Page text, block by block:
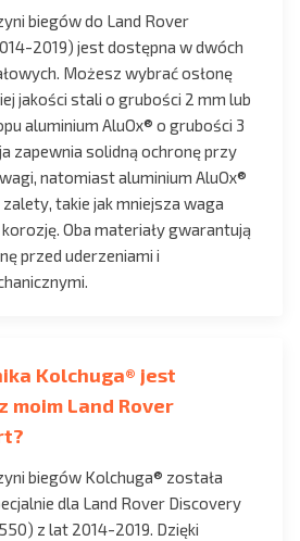
biegów do Land Rover
2019) jest dostępna w dwóch
Możesz wybrać osłonę
jakości stali o grubości 2 mm lub
aluminium AluOx® o grubości 3
zapewnia solidną ochronę przy
natomiast aluminium AluOx®
takie jak mniejsza waga
Oba materiały gwarantują
przed uderzeniami i
Kolchuga® jest
moim Land Rover
biegów Kolchuga® została
dla Land Rover Discovery
z lat 2014-2019. Dzięki